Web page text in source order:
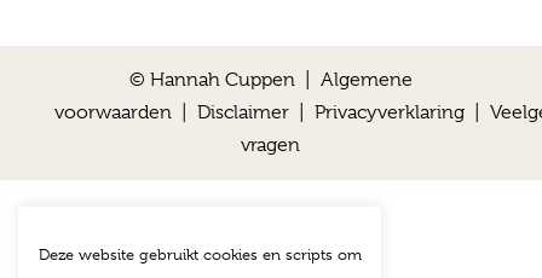
© Hannah Cuppen | Algemene
voorwaarden| Disclaimer| Privacyverklaring|
vragen
Deze website gebruikt cookies en scripts om